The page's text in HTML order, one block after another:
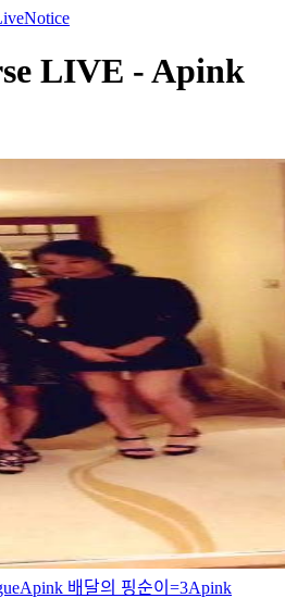
Notice
LIVE - Apink
Apink 배달의 핑순이=3Apink